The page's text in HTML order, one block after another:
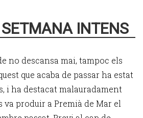
INTENS
no descansa mai, tampoc els
que acaba de passar ha estat
i ha destacat malauradament
va produir a Premià de Mar el